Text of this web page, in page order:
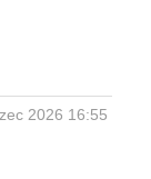
2026 16:55